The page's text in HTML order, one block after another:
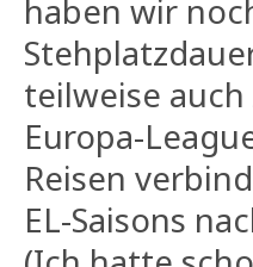
haben wir
teilweise
Europa-
Reisen
EL-Saisons